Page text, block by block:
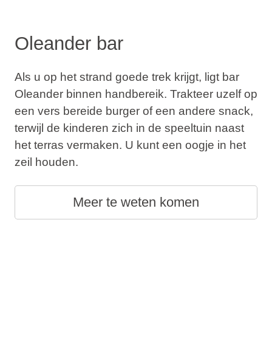
Oleander bar
Als u op het strand goede trek krijgt, ligt bar
Oleander binnen handbereik. Trakteer uzelf op
een vers bereide burger of een andere snack,
terwijl de kinderen zich in de speeltuin naast
het terras vermaken. U kunt een oogje in het
zeil houden.
Meer te weten komen